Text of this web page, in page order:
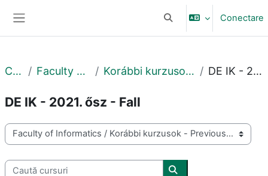
Afișați căutareaConectare
Cursuri Faculty of Informatics Korábbi kurzusok - Previous courses DE IK - 2021. ősz - Fall
DE IK - 2021. ősz - Fall
Categorii curs
Caută cursuri